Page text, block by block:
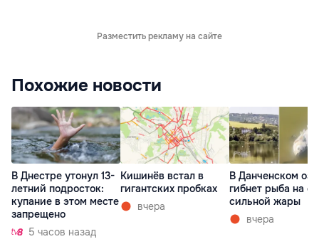
Разместить рекламу на сайте
Похожие новости
В Днестре утонул 13-
летний подросток:
купание в этом месте
запрещено
5 часов назад
Кишинёв встал в
гигантских пробках
вчера
В Данченском
гибнет рыба на
сильной жары
вчера